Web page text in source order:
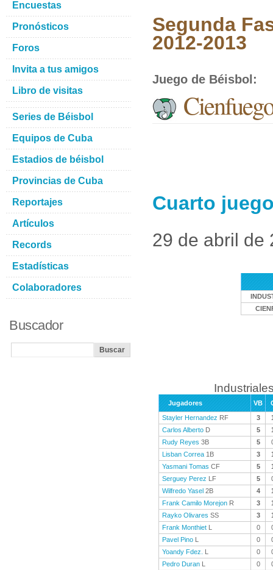
Segunda
2012-2013
Juego de Béisbol :
Cuarto
29 de abril de
Jugadores VB
Stayler Hernandez RF 3
Carlos Alberto D 5
Rudy Reyes 3B 5
Lisban Correa 1B 3
Yasmani Tomas CF 5
Serguey Perez LF 5
Wilfredo Yasel 2B 4
Frank Camilo Morejon R 3
Rayko Olivares SS 3
Frank Monthiet L 0
Pavel Pino L 0
Yoandy Fdez.
L 0
Pedro Duran L 0
Encuestas
Pronósticos
Foros
Invita a tus amigos
Libro de visitas
Series de Béisbol
Equipos de Cuba
Estadios de béisbol
Provincias de Cuba
Reportajes
Artículos
Records
Estadísticas
Colaboradores
Buscador